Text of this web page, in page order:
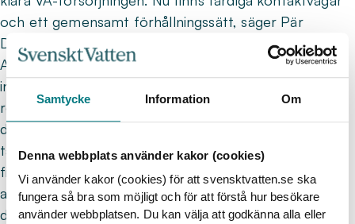
Samtycke Information Om
Denna webbplats använder kakor (cookies)
Vi använder kakor (cookies) för att svensktvatten.se ska
fungera så bra som möjligt och för att förstå hur besökare
använder webbplatsen. Du kan välja att godkänna alla eller
och ett gemensamt förhållningssätt, säger Pär
Dalhielm, VD hos Svenskt Vatten.
Avsiktsförklaringen representerar ett synsätt där
ingående parter gemensamt verkar för ökad
robusthet för de samhällsviktiga verksamheterna
dricksvatten och avloppsvatten. Situationen som
täcks in under avsiktsförklaringen utgår ifrån att det
finns varor och tjänster att tillgå på marknaden och
att dessa genom samarbeten i branschen fördelas till
de relevanta kommunala dricksvattenproducenterna.